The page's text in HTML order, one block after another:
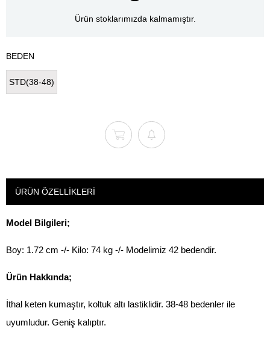
Ürün stoklarımızda kalmamıştır.
BEDEN
STD(38-48)
ÜRÜN ÖZELLIKLERI
Model Bilgileri;
Boy: 1.72 cm -/- Kilo: 74 kg -/- Modelimiz 42 bedendir.
Ürün Hakkında;
İthal keten kumaştır, koltuk altı lastiklidir. 38-48 bedenler ile
uyumludur. Geniş kalıptır.